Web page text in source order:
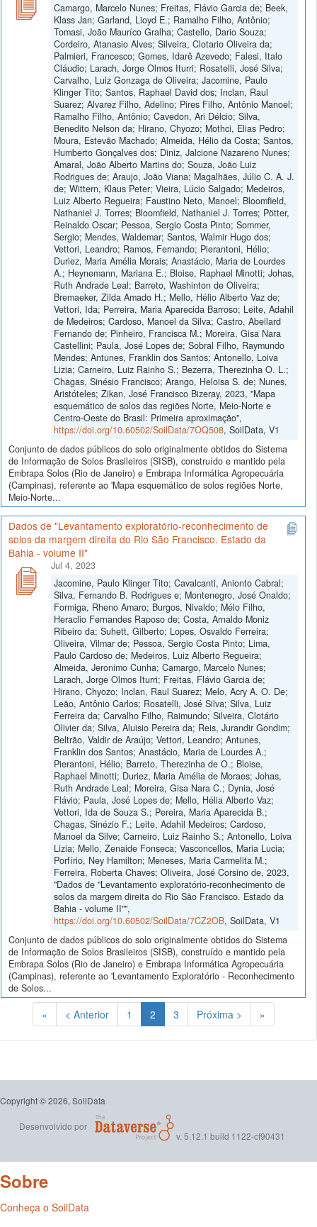
Camargo, Marcelo Nunes; Freitas, Flávio Garcia de; Beek,
Klass Jan; Garland, Lioyd E.; Ramalho Filho, Antônio;
Tomasi, João Mauríco Gralha; Castello, Dario Souza;
Cordeiro, Atanasio Alves; Silveira, Clotario Oliveira da;
Palmieri, Francesco; Gomes, Idarê Azevedo; Falesi, Italo
Cláudio; Larach, Jorge Olmos Iturri; Rosatelli, José Silva;
Carvalho, Luiz Gonzaga de Oliveira; Jacomine, Paulo
Klinger Tito; Santos, Raphael David dos; Inclan, Raul
Suarez; Alvarez Filho, Adelino; Pires Filho, Antônio Manoel;
Ramalho Filho, Antônio; Cavedon, Ari Délcio; Silva,
Benedito Nelson da; Hirano, Chyozo; Mothci, Elias Pedro;
Moura, Estevão Machado; Almeida, Hélio da Costa; Santos,
Humberto Gonçalves dos; Diniz, Jalcione Nazareno Nunes;
Amaral, João Alberto Martins do; Souza, João Luiz
Rodrigues de; Araujo, João Viana; Magalhães, Júlio C. A. J.
de; Wittern, Klaus Peter; Vieira, Lúcio Salgado; Medeiros,
Luiz Alberto Regueira; Faustino Neto, Manoel; Bloomfield,
Nathaniel J. Torres; Bloomfield, Nathaniel J. Torres; Pötter,
Reinaldo Oscar; Pessoa, Sergio Costa Pinto; Sommer,
Sergio; Mendes, Waldemar; Santos, Walmir Hugo dos;
Vettori, Leandro; Ramos, Fernando; Pierantoni, Hélio;
Duriez, Maria Amélia Morais; Anastácio, Maria de Lourdes
A.; Heynemann, Mariana E.; Bloise, Raphael Minotti; Johas,
Ruth Andrade Leal; Barreto, Washinton de Oliveira;
Bremaeker, Zilda Amado H.; Mello, Hélio Alberto Vaz de;
Vettori, Ida; Perreira, Maria Aparecida Barroso; Leite, Adahil
de Medeiros; Cardoso, Manoel da Silva; Castro, Abeilard
Fernando de; Pinheiro, Francisca M.; Moreira, Gisa Nara
Castellini; Paula, José Lopes de; Sobral Filho, Raymundo
Mendes; Antunes, Franklin dos Santos; Antonello, Loiva
Lizia; Carneiro, Luiz Rainho S.; Bezerra, Therezinha O. L.;
Chagas, Sinésio Francisco; Arango, Heloisa S. de; Nunes,
Aristóteles; Zikan, José Francisco Bizeray, 2023, "Mapa
esquemático de solos das regiões Norte, Meio-Norte e
Centro-Oeste do Brasil: Primeira aproximação",
https://doi.org/10.60502/SoilData/7OQ508, SoilData, V1
Conjunto de dados públicos do solo originalmente obtidos do Sistema
de Informação de Solos Brasileiros (SISB), construído e mantido pela
Embrapa Solos (Rio de Janeiro) e Embrapa Informática Agropecuária
(Campinas), referente ao 'Mapa esquemático de solos regiões Norte,
Meio-Norte...
Dados de "Levantamento exploratório-reconhecimento de
solos da margem direita do Rio São Francisco. Estado da
Bahia - volume II"
Jul 4, 2023
Jacomine, Paulo Klinger Tito; Cavalcanti, Anionto Cabral;
Silva, Fernando B. Rodrigues e; Montenegro, José Onaldo;
Formiga, Rheno Amaro; Burgos, Nivaldo; Mélo Filho,
Heraclio Fernandes Raposo de; Costa, Arnaldo Moniz
Ribeiro da; Suhett, Gilberto; Lopes, Osvaldo Ferreira;
Oliveira, Vilmar de; Pessoa, Sergio Costa Pinto; Lima,
Paulo Cardoso de; Medeiros, Luiz Alberto Regueira;
Almeida, Jeronimo Cunha; Camargo, Marcelo Nunes;
Larach, Jorge Olmos Iturri; Freitas, Flávio Garcia de;
Hirano, Chyozo; Inclan, Raul Suarez; Melo, Acry A. O. De;
Leão, Antônio Carlos; Rosatelli, José Silva; Silva, Luiz
Ferreira da; Carvalho Filho, Raimundo; Silveira, Clotário
Olivier da; Silva, Aluisio Pereira da; Reis, Jurandir Gondim;
Beltrão, Valdir de Araújo; Vettori, Leandro; Antunes,
Franklin dos Santos; Anastácio, Maria de Lourdes A.;
Pierantoni, Hélio; Barreto, Therezinha de O.; Bloise,
Raphael Minotti; Duriez, Maria Amélia de Moraes; Johas,
Ruth Andrade Leal; Moreira, Gisa Nara C.; Dynia, José
Flávio; Paula, José Lopes de; Mello, Hélia Alberto Vaz;
Vettori, Ida de Souza S.; Pereira, Maria Aparecida B.;
Chagas, Sinézio F.; Leite, Adahil Medeiros; Cardoso,
Manoel da Silve; Carneiro, Luiz Rainho S.; Antonello, Loiva
Lizia; Mello, Zenaide Fonseca; Vasconcellos, Maria Lucia;
Porfírio, Ney Hamilton; Meneses, Maria Carmelita M.;
Ferreira, Roberta Chaves; Oliveira, José Corsino de, 2023,
"Dados de "Levantamento exploratório-reconhecimento de
solos da margem direita do Rio São Francisco. Estado da
Bahia - volume II"",
https://doi.org/10.60502/SoilData/7CZ2OB, SoilData, V1
Conjunto de dados públicos do solo originalmente obtidos do Sistema
de Informação de Solos Brasileiros (SISB), construído e mantido pela
Embrapa Solos (Rio de Janeiro) e Embrapa Informática Agropecuária
(Campinas), referente ao 'Levantamento Exploratório - Reconhecimento
de Solos...
« < Anterior 1 2(Atual)
3 Próxima > »
Copyright © 2026, SoilData
Desenvolvido por
v. 5.12.1 build 1122-cf90431
Sobre
Conheça o SoilData